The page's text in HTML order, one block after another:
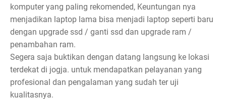
komputer yang paling rekomended, Keuntungan nya
menjadikan laptop lama bisa menjadi laptop seperti baru
dengan upgrade ssd / ganti ssd dan upgrade ram /
penambahan ram.
Segera saja buktikan dengan datang langsung ke lokasi
terdekat di jogja. untuk mendapatkan pelayanan yang
profesional dan pengalaman yang sudah ter uji
kualitasnya.